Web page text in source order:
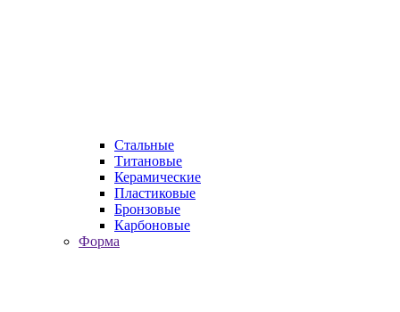
Стальные
Титановые
Керамические
Пластиковые
Бронзовые
Карбоновые
Форма